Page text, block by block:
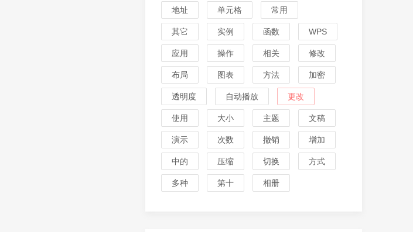
地址 单元格 常用
其它 实例 函数 WPS
应用 操作 相关 修改
布局 图表 方法 加密
透明度 自动播放 更改
使用 大小 主题 文稿
演示 次数 撤销 增加
中的 压缩 切换 方式
多种 第十 相册